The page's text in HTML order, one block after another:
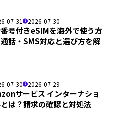
07-31 2026-07-30
号付きeSIMを海外で使う方
話・SMS対応と選び方を解
07-30 2026-07-29
サービス インターナショ
は？請求の確認と対処法